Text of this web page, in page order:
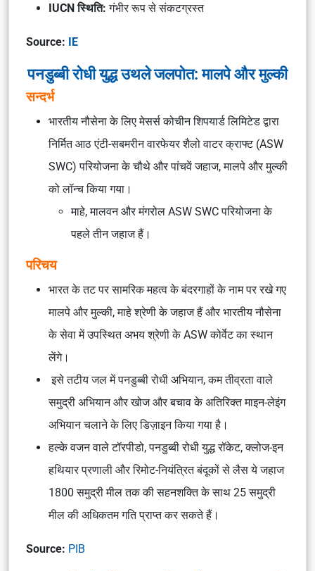
IUCN स्थिति:गंभीर रूप से संकटग्रस्त
Source: IE
पनडुब्बी रोधी युद्ध उथले जलपोत: मालपे और मुल्की
सन्दर्भ
भारतीय नौसेना के लिए मेसर्स कोचीन शिपयार्ड लिमिटेड द्वारा
निर्मित आठ एंटी-सबमरीन वारफेयर शैलो वाटर क्राफ्ट (ASW
SWC) परियोजना के चौथे और पांचवें जहाज, मालपे और मुल्की
को लॉन्च किया गया।
माहे, मालवन और मंगरोल ASW SWC परियोजना के
पहले तीन जहाज हैं।
परिचय
भारत के तट पर सामरिक महत्व के बंदरगाहों के नाम पर रखे गए
मालपे और मुल्की, माहे श्रेणी के जहाज हैं और भारतीय नौसेना
के सेवा में उपस्थित अभय श्रेणी के ASW कोर्वेट का स्थान
लेंगे।
इसे तटीय जल में पनडुब्बी रोधी अभियान, कम तीव्रता वाले
समुद्री अभियान और खोज और बचाव के अतिरिक्त माइन-लेइंग
अभियान चलाने के लिए डिज़ाइन किया गया है।
हल्के वजन वाले टॉरपीडो, पनडुब्बी रोधी युद्ध रॉकेट, क्लोज-इन
हथियार प्रणाली और रिमोट-नियंत्रित बंदूकों से लैस ये जहाज
1800 समुद्री मील तक की सहनशक्ति के साथ 25 समुद्री
मील की अधिकतम गति प्राप्त कर सकते हैं।
Source: PIB